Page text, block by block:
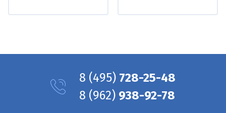
8 (495) 728-25-48
8 (962) 938-92-78